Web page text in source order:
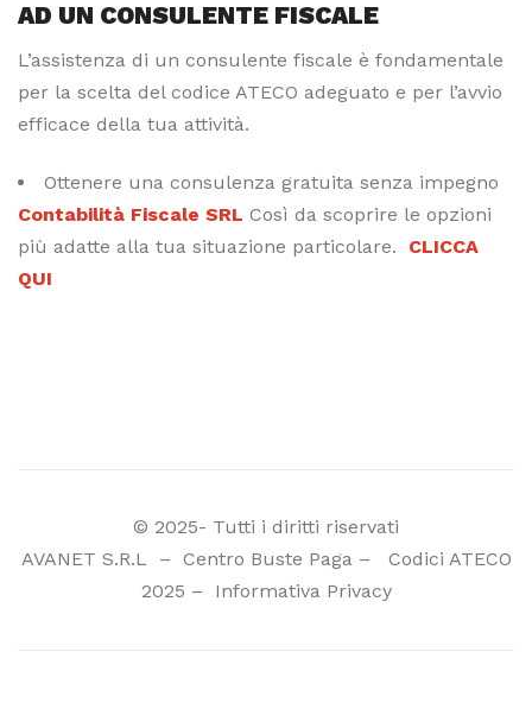
AD UN CONSULENTE FISCALE
L’assistenza di un consulente fiscale è fondamentale
per la scelta del codice ATECO adeguato e per l’avvio
efficace della tua attività.
Ottenere una consulenza gratuita senza impegno
Contabilità Fiscale SRL Così da scoprire le opzioni
più adatte alla tua situazione particolare. CLICCA
QUI
© 2025- Tutti i diritti riservati
AVANET S.R.L
– Centro Buste Paga– Codici ATECO
2025 – Informativa Privacy